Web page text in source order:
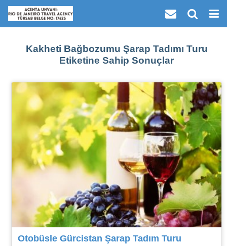
Kakheti Bağbozumu Şarap Tadımı Turu
Etiketine Sahip Sonuçlar
Otobüsle Gürcistan Şarap Tadım Turu